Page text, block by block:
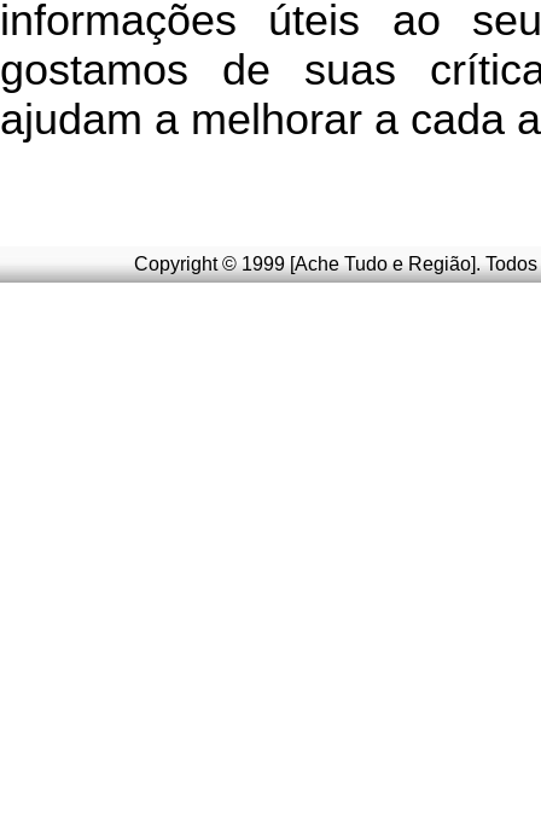
informações úteis ao
gostamos de suas
ajudam a melhorar a cada
Copyright © 1999 [Ache Tudo e Região].